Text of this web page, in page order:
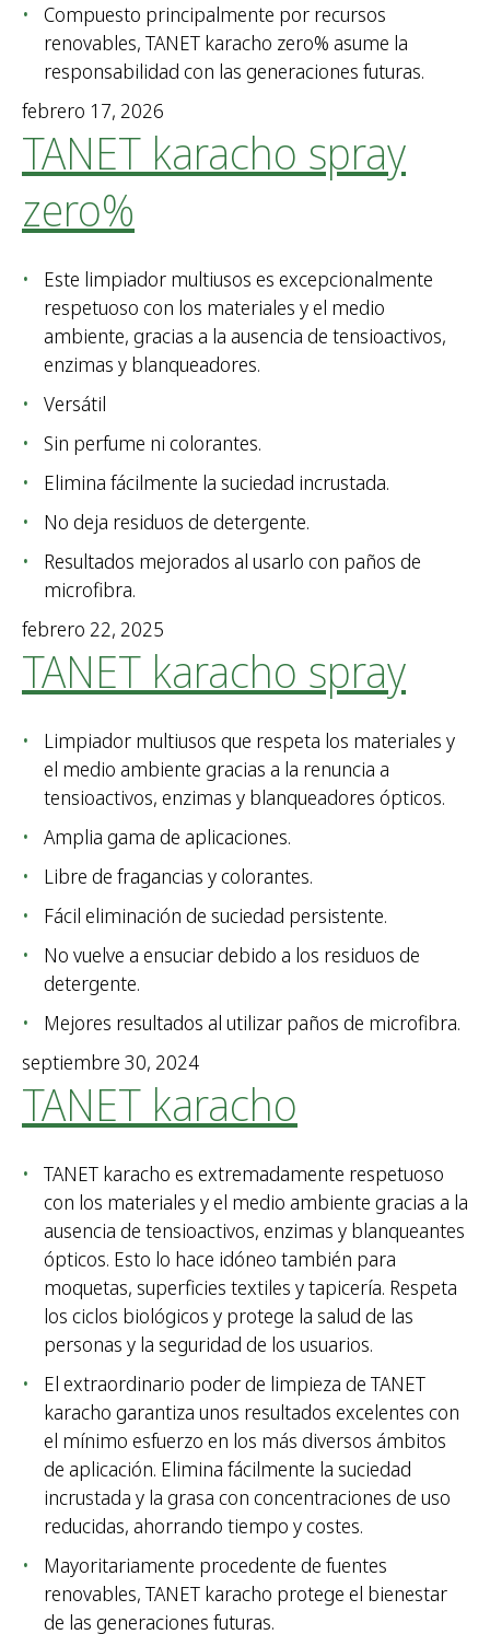
Compuesto principalmente por recursos
renovables, TANET karacho zero% asume la
responsabilidad con las generaciones futuras.
febrero 17, 2026
TANET karacho spray
zero%
Este limpiador multiusos es excepcionalmente
respetuoso con los materiales y el medio
ambiente, gracias a la ausencia de tensioactivos,
enzimas y blanqueadores.
Versátil
Sin perfume ni colorantes.
Elimina fácilmente la suciedad incrustada.
No deja residuos de detergente.
Resultados mejorados al usarlo con paños de
microfibra.
febrero 22, 2025
TANET karacho spray
Limpiador multiusos que respeta los materiales y
el medio ambiente gracias a la renuncia a
tensioactivos, enzimas y blanqueadores ópticos.
Amplia gama de aplicaciones.
Libre de fragancias y colorantes.
Fácil eliminación de suciedad persistente.
No vuelve a ensuciar debido a los residuos de
detergente.
Mejores resultados al utilizar paños de microfibra.
septiembre 30, 2024
TANET karacho
TANET karacho es extremadamente respetuoso
con los materiales y el medio ambiente gracias a la
ausencia de tensioactivos, enzimas y blanqueantes
ópticos. Esto lo hace idóneo también para
moquetas, superficies textiles y tapicería. Respeta
los ciclos biológicos y protege la salud de las
personas y la seguridad de los usuarios.
El extraordinario poder de limpieza de TANET
karacho garantiza unos resultados excelentes con
el mínimo esfuerzo en los más diversos ámbitos
de aplicación. Elimina fácilmente la suciedad
incrustada y la grasa con concentraciones de uso
reducidas, ahorrando tiempo y costes.
Mayoritariamente procedente de fuentes
renovables, TANET karacho protege el bienestar
de las generaciones futuras.